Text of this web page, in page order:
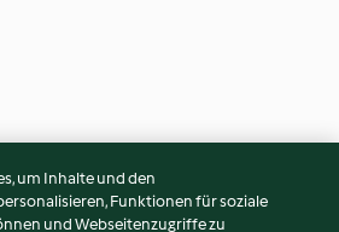
um Inhalte und den
Funktionen für soziale
und Webseitenzugriffe zu